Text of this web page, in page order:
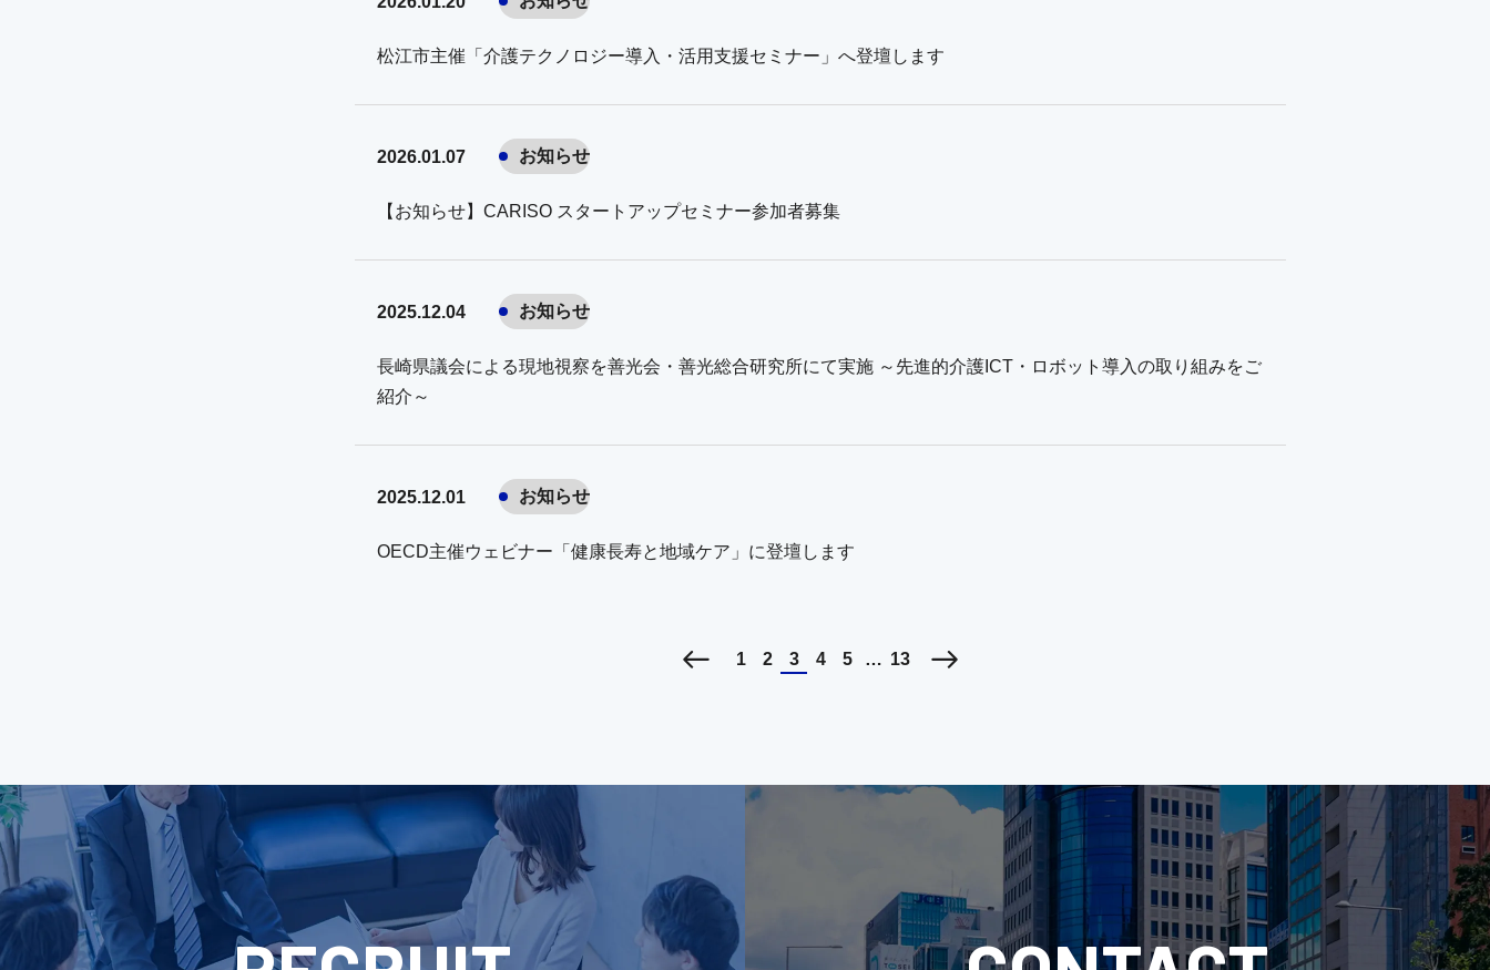
松江市主催「介護テクノロジー導入・活用支援セミナー」へ登壇します
2026.01.07 お知らせ
【お知らせ】CARISO スタートアップセミナー参加者募集
2025.12.04 お知らせ
長崎県議会による現地視察を善光会・善光総合研究所にて実施 ～先進的介護ICT・ロボット導入の取り組みをご
紹介～
2025.12.01 お知らせ
OECD主催ウェビナー「健康長寿と地域ケア」に登壇します
ー
ジ
り
1 2 3 4 5 … 13